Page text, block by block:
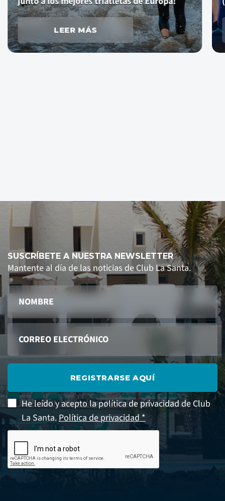
LEER MÁS
SUSCRÍBETE A NUESTRA NEWSLETTER
Mantente al día de las noticias de Club La Santa.
REGISTRARSE AQUÍ
He leído y acepto la política de privacidad de Club
La Santa. Política de privacidad *